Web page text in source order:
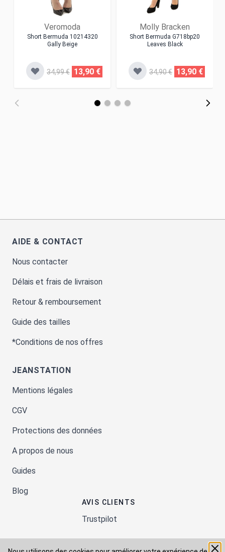
Veromoda
Short Bermuda 10214320
Gally Beige
34,99 € 13,90 €
Molly Bracken
Short Bermuda G718bp20
Leaves Black
34,90 € 13,90 €
AIDE & CONTACT
Nous contacter
Délais et frais de livraison
Retour & remboursement
Guide des tailles
*Conditions de nos offres
JEANSTATION
Mentions légales
CGV
Protections des données
A propos de nous
Guides
Blog
AVIS CLIENTS
Trustpilot